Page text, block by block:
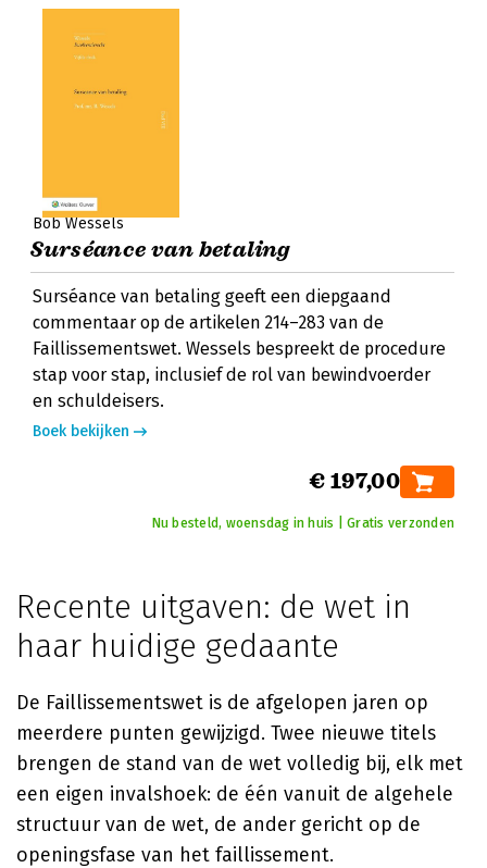
Bob Wessels
Surséance van betaling
Surséance van betaling geeft een diepgaand
commentaar op de artikelen 214–283 van de
Faillissementswet. Wessels bespreekt de procedure
stap voor stap, inclusief de rol van bewindvoerder
en schuldeisers.
Boek bekijken
€ 197,00
Nu besteld, woensdag in huis | Gratis verzonden
Recente uitgaven: de wet in
haar huidige gedaante
De Faillissementswet is de afgelopen jaren op
meerdere punten gewijzigd. Twee nieuwe titels
brengen de stand van de wet volledig bij, elk met
een eigen invalshoek: de één vanuit de algehele
structuur van de wet, de ander gericht op de
openingsfase van het faillissement.